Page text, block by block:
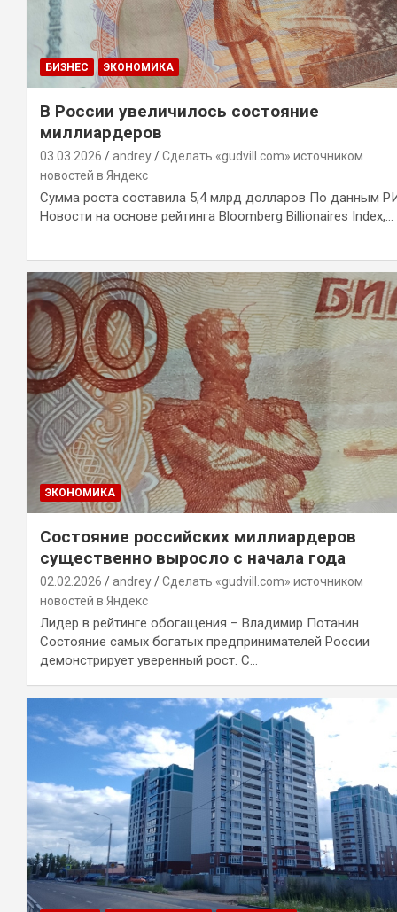
БИЗНЕС ЭКОНОМИКА
В России увеличилось состояние
миллиардеров
03.03.2026 andrey
Сделать «gudvill.com» источником
новостей в Яндекс
Сумма роста составила 5,4 млрд долларов По данным
Новости на основе рейтинга Bloomberg Billionaires Index,…
ЭКОНОМИКА
Состояние российских миллиардеров
существенно выросло с начала года
02.02.2026 andrey
Сделать «gudvill.com» источником
новостей в Яндекс
Лидер в рейтинге обогащения – Владимир Потанин
Состояние самых богатых предпринимателей России
демонстрирует уверенный рост. С…